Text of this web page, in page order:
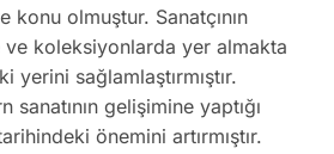
olmuştur. Sanatçının
koleksiyonlarda yer almakta
yerini sağlamlaştırmıştır.
gelişimine yaptığı
önemini artırmıştır.